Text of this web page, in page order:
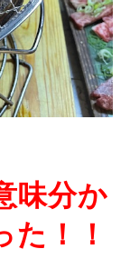
味分か
た！！